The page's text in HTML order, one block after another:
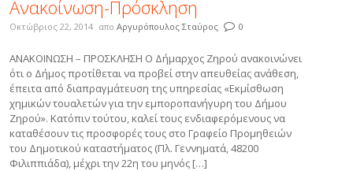
Ανακοίνωση-Πρόσκληση
Οκτώβριος 22, 2014 απο Αργυρόπουλος Σταύρος 0
ΑΝΑΚΟΙΝΩΣΗ – ΠΡΟΣΚΛΗΣΗ Ο Δήμαρχος Ζηρού ανακοινώνει
ότι ο Δήμος προτίθεται να προβεί στην απευθείας ανάθεση,
έπειτα από διαπραγμάτευση της υπηρεσίας «Εκμίσθωση
χημικών τουαλετών για την εμποροπανήγυρη του Δήμου
Ζηρού». Κατόπιν τούτου, καλεί τους ενδιαφερόμενους να
καταθέσουν τις προσφορές τους στο Γραφείο Προμηθειών
του Δημοτικού καταστήματος (Πλ. Γεννηματά, 48200
Φιλιππιάδα), μέχρι την 22η του μηνός […]